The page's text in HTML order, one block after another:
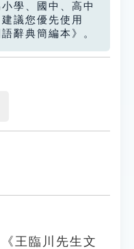
學、國中、高中
議您優先使用
辭典簡編本》。
王臨川先生文